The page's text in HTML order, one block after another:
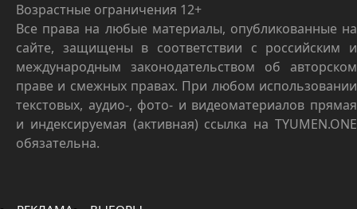
Возрастные ограничения 12+
Все права на любые материалы, опубликованные на
сайте, защищены в соответствии с российским и
международным законодательством об авторском
праве и смежных правах. При любом использовании
текстовых, аудио-, фото- и видеоматериалов прямая
и индексируемая (активная) ссылка на TYUMEN.ONE
обязательна.